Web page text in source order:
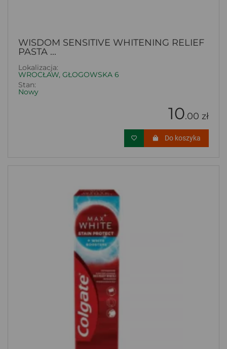
WISDOM SENSITIVE WHITENING RELIEF
PASTA ...
Lokalizacja:
WROCŁAW, GŁOGOWSKA 6
Stan:
Nowy
10.00 zł
Do koszyka